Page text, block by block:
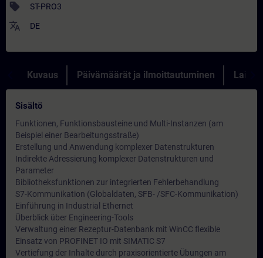
sell ST-PRO3
translate DE
Kuvaus Päivämäärät ja ilmoittautuminen
Sisältö
Funktionen, Funktionsbausteine und Multi-Instanzen (am
Beispiel einer Bearbeitungsstraße)
Erstellung und Anwendung komplexer Datenstrukturen
Indirekte Adressierung komplexer Datenstrukturen und
Parameter
Bibliotheksfunktionen zur integrierten Fehlerbehandlung
S7-Kommunikation (Globaldaten, SFB- /SFC-Kommunikation)
Einführung in Industrial Ethernet
Überblick über Engineering-Tools
Verwaltung einer Rezeptur-Datenbank mit WinCC flexible
Einsatz von PROFINET IO mit SIMATIC S7
Vertiefung der Inhalte durch praxisorientierte Übungen am